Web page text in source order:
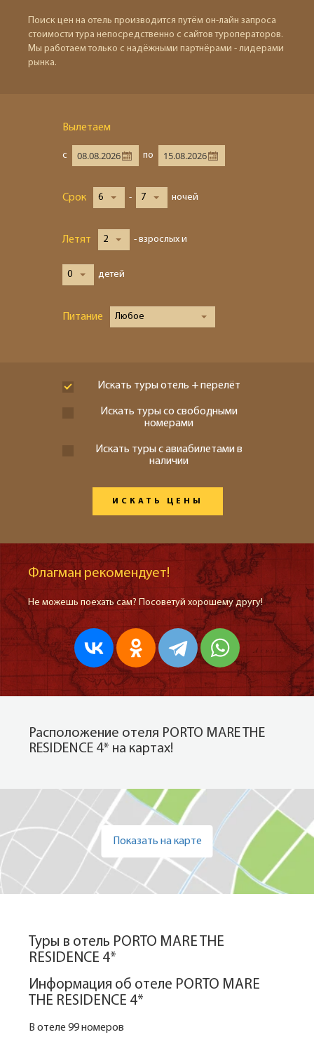
Поиск цен на отель производится путём он-лайн запроса
стоимости тура непосредственно с сайтов туроператоров.
Мы работаем только с надёжными партнёрами - лидерами
рынка.
Вылетаем
с по
Срок 6 - 7 ночей
Летят 2 - взрослых и
0 детей
Питание Любое
Искать туры отель + перелёт
Искать туры со свободными
номерами
Искать туры с авиабилетами в
наличии
ИСКАТЬ ЦЕНЫ
Флагман рекомендует!
Не можешь поехать сам? Посоветуй хорошему другу!
Расположение отеля PORTO MARE THE
RESIDENCE 4* на картах!
Показать на карте
Туры в отель PORTO MARE THE
RESIDENCE 4*
Информация об отеле PORTO MARE
THE RESIDENCE 4*
В отеле 99 номеров